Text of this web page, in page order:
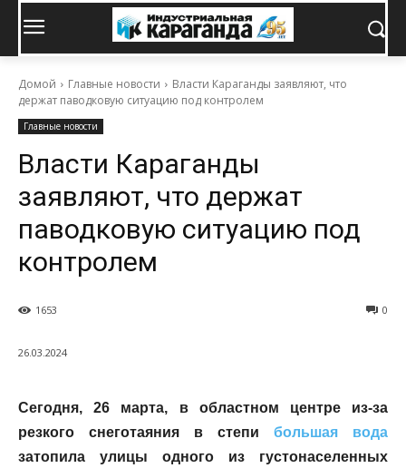
Домой Главные новости
Власти Караганды заявляют, что
держат паводковую ситуацию под контролем
Главные новости
Власти Караганды
заявляют, что держат
паводковую ситуацию под
контролем
0
1653
26.03.2024
Сегодня, 26 марта, в областном центре из-за
резкого снеготаяния в степи большая вода
затопила улицы одного из густонаселенных